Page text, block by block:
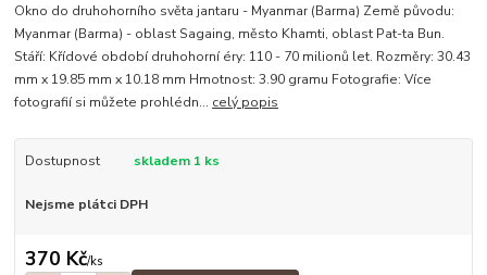
Okno do druhohorního světa jantaru - Myanmar (Barma) Země původu:
Myanmar (Barma) - oblast Sagaing, město Khamti, oblast Pat-ta Bun.
Stáří: Křídové období druhohorní éry: 110 - 70 milionů let. Rozměry: 30.43
mm x 19.85 mm x 10.18 mm Hmotnost: 3.90 gramu Fotografie: Více
fotografií si můžete prohlédn... celý popis
Dostupnost skladem 1 ks
Nejsme plátci DPH
370 Kč/ks